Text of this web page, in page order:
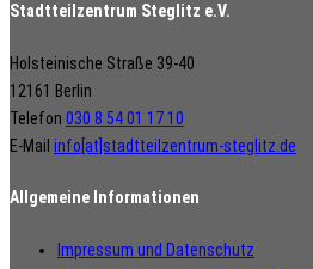
Stadtteilzentrum Steglitz e.V.
Holsteinische Straße 39-40
12161 Berlin
Telefon 030 8 54 01 17 10
E-Mail info[at]stadtteilzentrum-steglitz.de
Allgemeine Informationen
Impressum und Datenschutz